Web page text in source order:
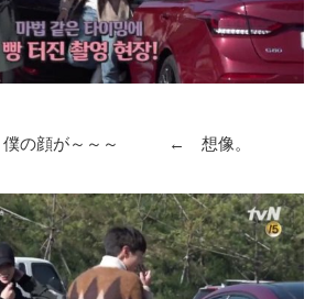
僕の顔が～～～ ← 想像。